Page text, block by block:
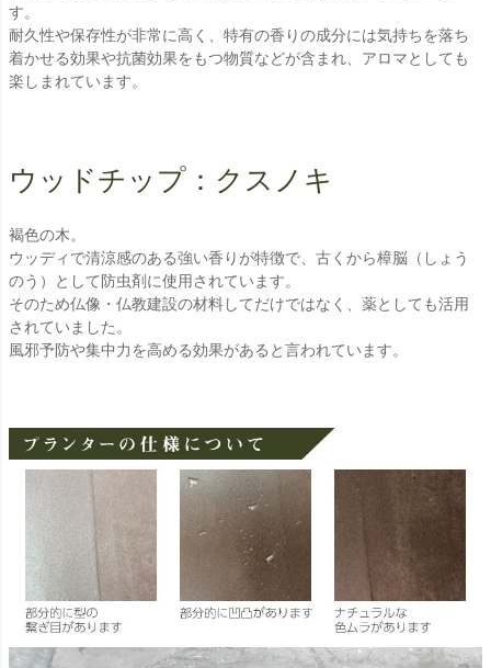
す。
耐久性や保存性が非常に高く、特有の香りの成分には気持ちを落ち
着かせる効果や抗菌効果をもつ物質などが含まれ、アロマとしても
楽しまれています。
ウッドチップ：クスノキ
褐色の木。
ウッディで清涼感のある強い香りが特徴で、古くから樟脳（しょう
のう）として防虫剤に使用されています。
そのため仏像・仏教建設の材料してだけではなく、薬としても活用
されていました。
風邪予防や集中力を高める効果があると言われています。